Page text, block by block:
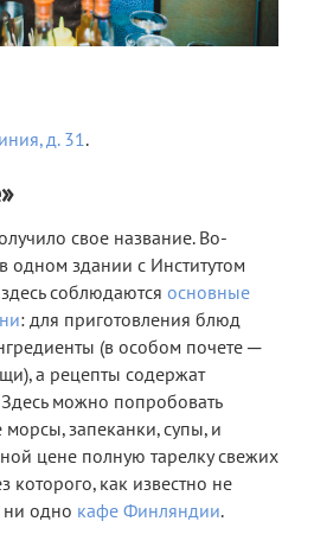
д. 31.
свое название. Во-
одном здании с Институтом
соблюдаются основные
: для приготовления блюд
(в особом почете ─
а рецепты содержат
можно попробовать
запеканки, супы, и
цене полную тарелку свежих
которого, как известно не
ни одно кафе Финляндии.